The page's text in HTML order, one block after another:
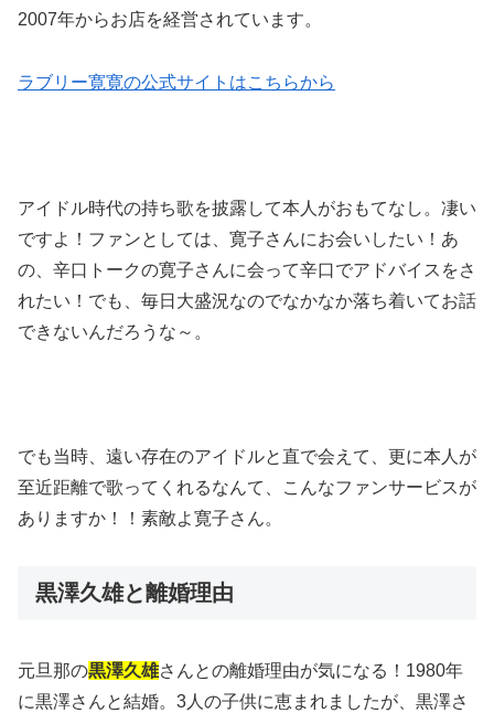
2007年からお店を経営されています。
ラブリー寛寛の公式サイトはこちらから
アイドル時代の持ち歌を披露して本人がおもてなし。凄い
ですよ！ファンとしては、寛子さんにお会いしたい！あ
の、辛口トークの寛子さんに会って辛口でアドバイスをさ
れたい！でも、毎日大盛況なのでなかなか落ち着いてお話
できないんだろうな～。
でも当時、遠い存在のアイドルと直で会えて、更に本人が
至近距離で歌ってくれるなんて、こんなファンサービスが
ありますか！！素敵よ寛子さん。
黒澤久雄と離婚理由
元旦那の黒澤久雄さんとの離婚理由が気になる！1980年
に黒澤さんと結婚。3人の子供に恵まれましたが、黒澤さ